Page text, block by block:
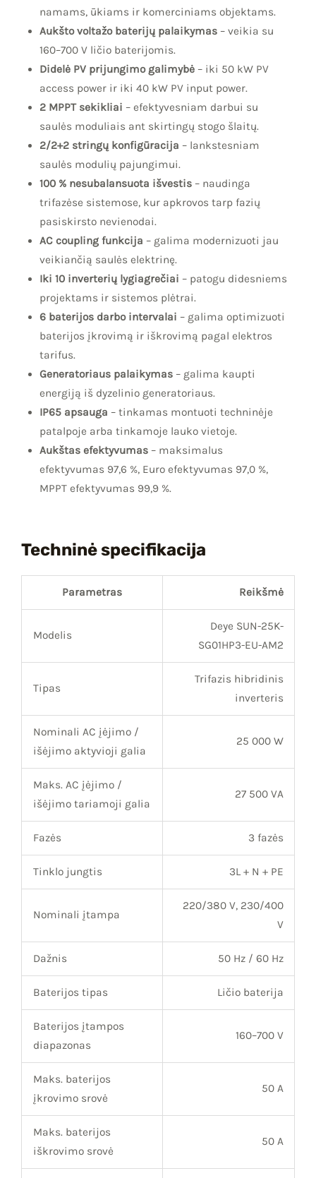
namams, ūkiams ir komerciniams objektams.
Aukšto voltažo baterijų palaikymas– veikia su
160–700 V ličio baterijomis.
Didelė PV prijungimo galimybė– iki 50 kW PV
access power ir iki 40 kW PV input power.
2 MPPT sekikliai – efektyvesniam darbui su
saulės moduliais ant skirtingų stogo šlaitų.
2/2+2 stringų konfigūracija – lankstesniam
saulės modulių pajungimui.
100 % nesubalansuota išvestis– naudinga
trifazėse sistemose, kur apkrovos tarp fazių
pasiskirsto nevienodai.
AC coupling funkcija – galima modernizuoti jau
veikiančią saulės elektrinę.
Iki 10 inverterių lygiagrečiai – patogu didesniems
projektams ir sistemos plėtrai.
6 baterijos darbo intervalai – galima optimizuoti
baterijos įkrovimą ir iškrovimą pagal elektros
tarifus.
Generatoriaus palaikymas– galima kaupti
energiją iš dyzelinio generatoriaus.
IP65 apsauga – tinkamas montuoti techninėje
patalpoje arba tinkamoje lauko vietoje.
Aukštas efektyvumas– maksimalus
efektyvumas 97,6 %, Euro efektyvumas 97,0 %,
MPPT efektyvumas 99,9 %.
Techninė specifikacija
Parametras Reikšmė
Modelis
Deye SUN-25K-
SG01HP3-EU-AM2
Tipas
Trifazis hibridinis
inverteris
Nominali AC įėjimo /
išėjimo aktyvioji galia
25 000 W
Maks. AC įėjimo /
išėjimo tariamoji galia
27 500 VA
Fazės 3 fazės
Tinklo jungtis 3L + N + PE
Nominali įtampa
220/380 V, 230/400
V
Dažnis 50 Hz / 60 Hz
Baterijos tipas Ličio baterija
Baterijos įtampos
diapazonas
160–700 V
Maks. baterijos
įkrovimo srovė
50 A
Maks. baterijos
iškrovimo srovė
50 A